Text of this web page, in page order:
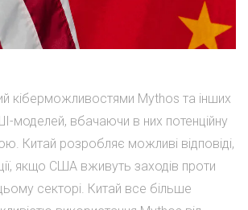
кіберможливостями Mythos та інших
моделей, вбачаючи в них потенційну
Китай розробляє можливі відповіді,
якщо США вживуть заходів проти
секторі. Китай все більше